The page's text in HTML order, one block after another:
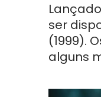
ser
(1999).
alguns